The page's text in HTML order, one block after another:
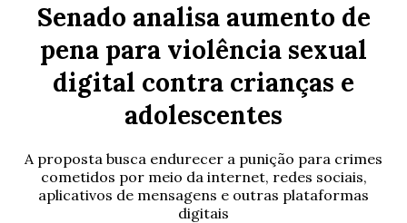
Senado analisa aumento de
pena para violência sexual
digital contra crianças e
adolescentes
A proposta busca endurecer a punição para crimes
cometidos por meio da internet, redes sociais,
aplicativos de mensagens e outras plataformas
digitais